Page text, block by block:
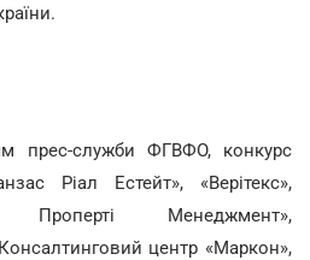
прес-служби ФГВФО, конкурс
Ріал Естейт», «Верітекс»,
Проперті Менеджмент»,
центр «Маркон»,